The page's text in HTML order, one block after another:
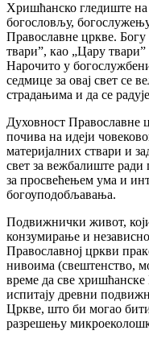
Хришћанско гледиште на
богословљу,
Православне цркве.
твари”, као „Цару
Нарочито у
седмице за овај свет се
страдањима и да се
Духовност Православне
почива на идеји
материјалних ствари и
свет за вежбалиште
за просвећењем ума и
богоуподобљавања.
Подвижнички живот,
конзумирање и
Православној цркви
нивоима (свештенство,
време да све
испитају древни
Цркве, што би могао
разрешењу